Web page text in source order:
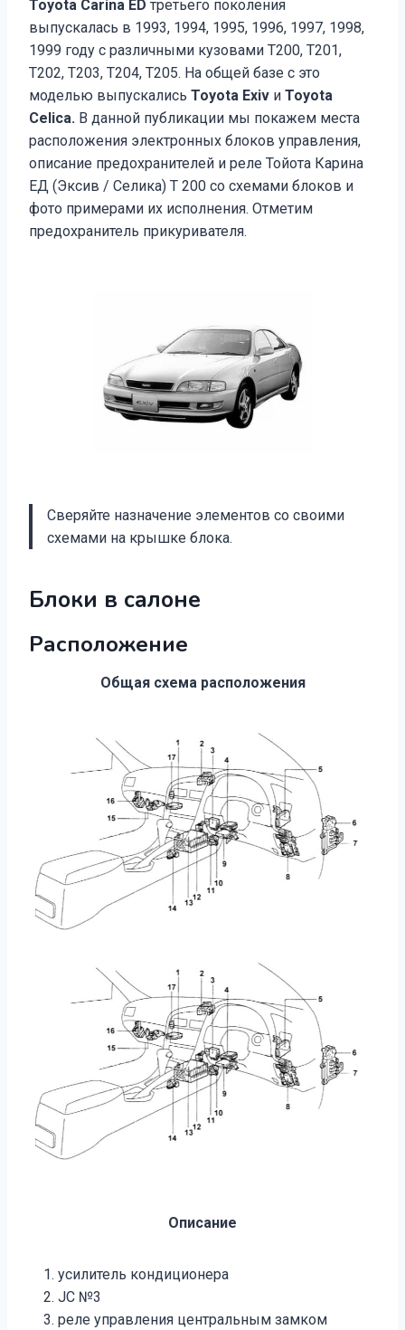
Toyota Carina ED третьего поколения
выпускалась в 1993, 1994, 1995, 1996, 1997, 1998,
1999 году с различными кузовами Т200, Т201,
Т202, Т203, Т204, Т205. На общей базе с это
моделью выпускались Toyota Exiv и Toyota
Celica. В данной публикации мы покажем места
расположения электронных блоков управления,
описание предохранителей и реле Тойота Карина
ЕД (Эксив / Селика) Т 200 со схемами блоков и
фото примерами их исполнения. Отметим
предохранитель прикуривателя.
Сверяйте назначение элементов со своими
схемами на крышке блока.
Блоки в салоне
Расположение
Общая схема расположения
Описание
усилитель кондиционера
JC №3
реле управления центральным замком